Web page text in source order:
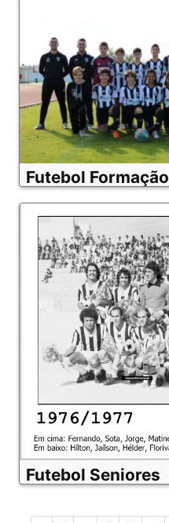
Futebol Formação
Futebol Seniores